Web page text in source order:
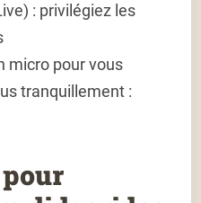
: privilégiez les
micro pour vous
tranquillement :